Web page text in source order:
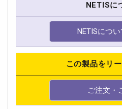
NETISに
NETISについ
この製品をリ
ご注文・